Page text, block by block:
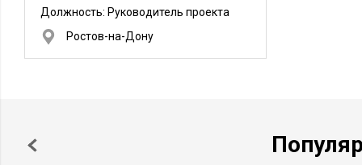
Должность: Руководитель проекта
Ростов-на-Дону